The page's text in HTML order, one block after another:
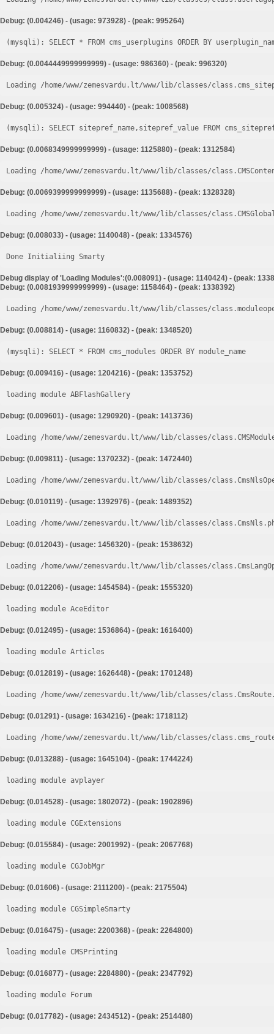
Debug: (0.004246) - (usage: 973928) - (peak: 995264)
Debug: (0.0044449999999999) - (usage: 986360) - (peak: 996320)
Loading /home/www/zemesvardu.lt/www/lib/classes/
Debug: (0.005324) - (usage: 994440) - (peak: 1008568)
Debug: (0.0068349999999999) - (usage: 1125880) - (peak: 1312584)
Loading /home/www/zemesvardu.lt/www/lib/classes/
Debug: (0.0069399999999999) - (usage: 1135688) - (peak: 1328328)
Loading /home/www/zemesvardu.lt/www/lib/classes/
Debug: (0.008033) - (usage: 1140048) - (peak: 1334576)
Done Initialiing Smarty
Debug display of 'Loading Modules':(0.008091) - (usage: 1140424) - (peak:
Debug: (0.0081939999999999) - (usage: 1158464) - (peak: 1338392)
Loading /home/www/zemesvardu.lt/www/lib/classes/
Debug: (0.008814) - (usage: 1160832) - (peak: 1348520)
Debug: (0.009416) - (usage: 1204216) - (peak: 1353752)
loading module ABFlashGallery
Debug: (0.009601) - (usage: 1290920) - (peak: 1413736)
Loading /home/www/zemesvardu.lt/www/lib/classes/
Debug: (0.009811) - (usage: 1370232) - (peak: 1472440)
Loading /home/www/zemesvardu.lt/www/lib/classes/
Debug: (0.010119) - (usage: 1392976) - (peak: 1489352)
Loading /home/www/zemesvardu.lt/www/lib/classes/
Debug: (0.012043) - (usage: 1456320) - (peak: 1538632)
Loading /home/www/zemesvardu.lt/www/lib/classes/
Debug: (0.012206) - (usage: 1454584) - (peak: 1555320)
loading module AceEditor
Debug: (0.012495) - (usage: 1536864) - (peak: 1616400)
loading module Articles
Debug: (0.012819) - (usage: 1626448) - (peak: 1701248)
Loading /home/www/zemesvardu.lt/www/lib/classes/
Debug: (0.01291) - (usage: 1634216) - (peak: 1718112)
Loading /home/www/zemesvardu.lt/www/lib/classes/
Debug: (0.013288) - (usage: 1645104) - (peak: 1744224)
loading module avplayer
Debug: (0.014528) - (usage: 1802072) - (peak: 1902896)
loading module CGExtensions
Debug: (0.015584) - (usage: 2001992) - (peak: 2067768)
loading module CGJobMgr
Debug: (0.01606) - (usage: 2111200) - (peak: 2175504)
loading module CGSimpleSmarty
Debug: (0.016475) - (usage: 2200368) - (peak: 2264800)
loading module CMSPrinting
Debug: (0.016877) - (usage: 2284880) - (peak: 2347792)
loading module Forum
Debug: (0.017782) - (usage: 2434512) - (peak: 2514480)